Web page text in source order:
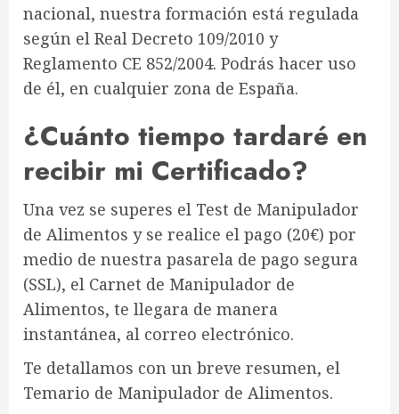
nacional, nuestra formación está regulada
según el Real Decreto 109/2010 y
Reglamento CE 852/2004. Podrás hacer uso
de él, en cualquier zona de España.
¿Cuánto tiempo tardaré en
recibir mi Certificado?
Una vez se superes el Test de Manipulador
de Alimentos y se realice el pago (20€) por
medio de nuestra pasarela de pago segura
(SSL), el Carnet de Manipulador de
Alimentos, te llegara de manera
instantánea, al correo electrónico.
Te detallamos con un breve resumen, el
Temario de Manipulador de Alimentos.